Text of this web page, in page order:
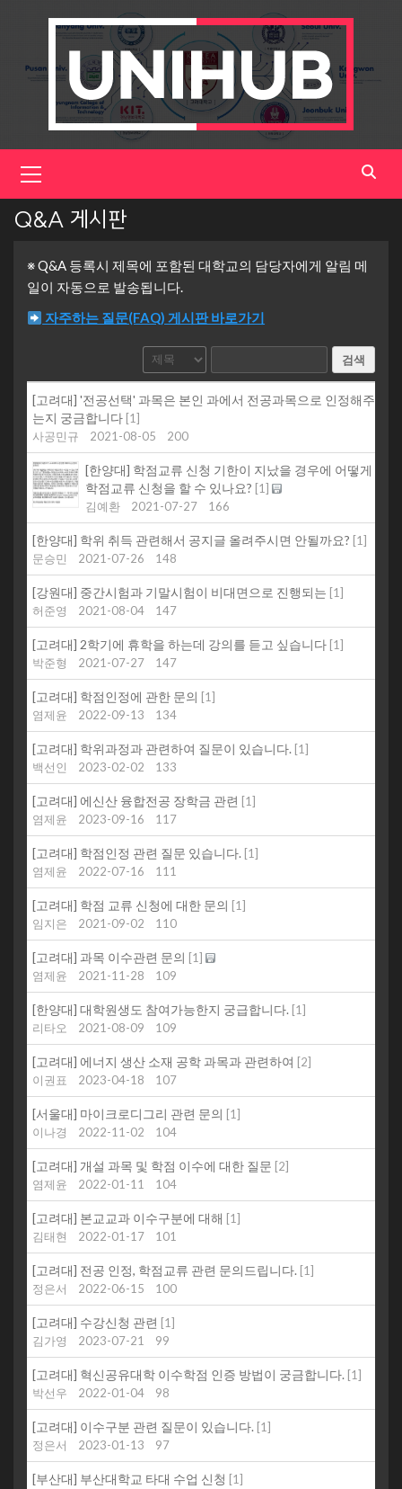
Menu
Q&A 게시판
※ Q&A 등록시 제목에 포함된 대학교의 담당자에게 알림 메
일이 자동으로 발송됩니다.
자주하는 질문(FAQ) 게시판 바로가기
검색
[고려대] '전공선택' 과목은 본인 과에서 전공과목으로 인정해주
는지 궁금합니다 [1]
사공민규
2021-08-05 200
[한양대] 학점교류 신청 기한이 지났을 경우에 어떻게
학점교류 신청을 할 수 있나요? [1]
김예환
2021-07-27 166
[한양대] 학위 취득 관련해서 공지글 올려주시면 안될까요? [1]
문승민
2021-07-26 148
[강원대] 중간시험과 기말시험이 비대면으로 진행되는 [1]
허준영
2021-08-04 147
[고려대] 2학기에 휴학을 하는데 강의를 듣고 싶습니다 [1]
박준형
2021-07-27 147
[고려대] 학점인정에 관한 문의 [1]
염제윤
2022-09-13 134
[고려대] 학위과정과 관련하여 질문이 있습니다. [1]
백선인
2023-02-02 133
[고려대] 에신산 융합전공 장학금 관련 [1]
염제윤
2023-09-16 117
[고려대] 학점인정 관련 질문 있습니다. [1]
염제윤
2022-07-16 111
[고려대] 학점 교류 신청에 대한 문의 [1]
임지은
2021-09-02 110
[고려대] 과목 이수관련 문의 [1]
염제윤
2021-11-28 109
[한양대] 대학원생도 참여가능한지 궁급합니다. [1]
리타오
2021-08-09 109
[고려대] 에너지 생산 소재 공학 과목과 관련하여 [2]
이권표
2023-04-18 107
[서울대] 마이크로디그리 관련 문의 [1]
이나경
2022-11-02 104
[고려대] 개설 과목 및 학점 이수에 대한 질문 [2]
염제윤
2022-01-11 104
[고려대] 본교교과 이수구분에 대해 [1]
김태현
2022-01-17 101
[고려대] 전공 인정, 학점교류 관련 문의드립니다. [1]
정은서
2022-06-15 100
[고려대] 수강신청 관련 [1]
김가영
2023-07-21 99
[고려대] 혁신공유대학 이수학점 인증 방법이 궁금합니다. [1]
박선우
2022-01-04 98
[고려대] 이수구분 관련 질문이 있습니다. [1]
정은서
2023-01-13 97
[부산대] 부산대학교 타대 수업 신청 [1]